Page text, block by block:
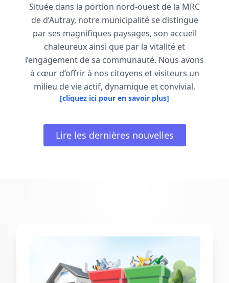
Située dans la portion nord-ouest de la MRC
de d’Autray, notre municipalité se distingue
par ses magnifiques paysages, son accueil
chaleureux ainsi que par la vitalité et
l’engagement de sa communauté. Nous avons
à cœur d’offrir à nos citoyens et visiteurs un
milieu de vie actif, dynamique et convivial.
[cliquez ici pour en savoir plus]
Lire les dernières nouvelles